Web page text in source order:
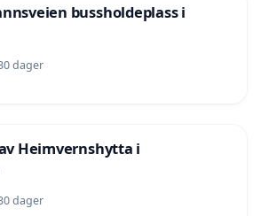
bussholdeplass i
dager
Heimvernshytta i
dager